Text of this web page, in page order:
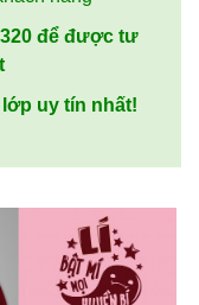
để được tư
uy tín nhất!